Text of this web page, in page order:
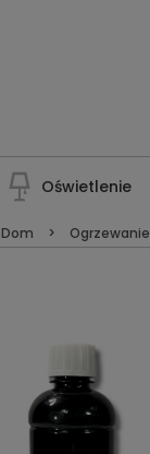
Oświetlenie
Dom Ogrzewanie